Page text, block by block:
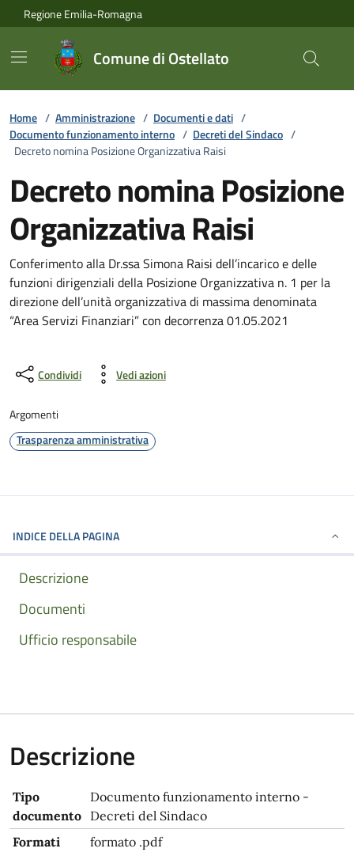
Vai ai contenuti
Vai al footer
Regione Emilia-Romagna
Comune di Ostellato
Home / Amministrazione / Documenti e dati /
Documento funzionamento interno / Decreti del Sindaco /
Decreto nomina Posizione Organizzativa Raisi
Decreto nomina Posizione
Organizzativa Raisi
Conferimento alla Dr.ssa Simona Raisi dell’incarico e delle
funzioni dirigenziali della Posizione Organizzativa n. 1 per la
direzione dell’unità organizzativa di massima denominata
“Area Servizi Finanziari” con decorrenza 01.05.2021
Condividi Vedi azioni
Argomenti
Trasparenza amministrativa
INDICE DELLA PAGINA
Descrizione
Documenti
Ufficio responsabile
Descrizione
Tipo
documento
Documento funzionamento interno -
Decreti del Sindaco
Formati
formato .pdf